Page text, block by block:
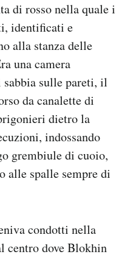
di rosso nella quale i
identificati e
alla stanza delle
una camera
sulle pareti, il
da canalette di
dietro la
indossando
grembiule di cuoio,
alle spalle sempre di
condotti nella
centro dove Blokhin